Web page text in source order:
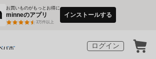
お買いものがもっとお得に
minneのアプリ
3万件以上
インストールする
ログイン